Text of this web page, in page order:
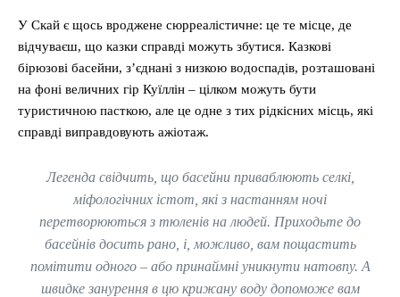
У Скай є щось вроджене сюрреалістичне: це те місце, де
відчуваєш, що казки справді можуть збутися. Казкові
бірюзові басейни, з’єднані з низкою водоспадів, розташовані
на фоні величних гір Куїллін – цілком можуть бути
туристичною пасткою, але це одне з тих рідкісних місць, які
справді виправдовують ажіотаж.
Легенда свідчить, що басейни приваблюють селкі,
міфологічних істот, які з настанням ночі
перетворюються з тюленів на людей. Приходьте до
басейнів досить рано, і, можливо, вам пощастить
помітити одного – або принаймні уникнути натовпу. А
швидке занурення в цю крижану воду допоможе вам